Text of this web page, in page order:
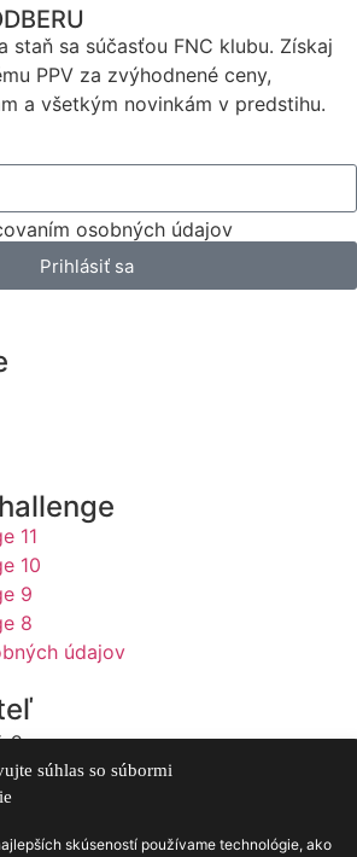
súhlas so súbormi
skúseností používame technológie, ako
staň sa súčasťou FNC klubu. Získaj
PPV za zvýhodnené ceny,
a všetkým novinkám v predstihu.
osobných údajov
Prihlásiť sa
11
10
9
8
údajov
o.
408/3 917 01 Trnava